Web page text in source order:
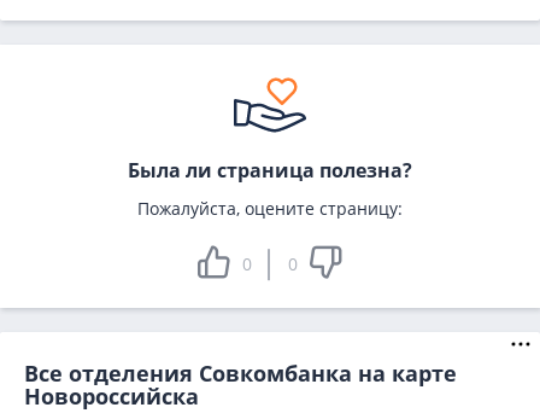
Была ли страница полезна?
Пожалуйста, оцените страницу:
0 0
Все отделения Совкомбанка на карте
Новороссийска